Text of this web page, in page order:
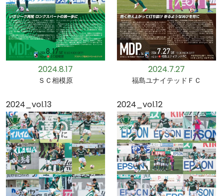
2024.8.17
ＳＣ相模原
2024.7.27
福島ユナイテッドＦＣ
2024_vol.13 2024_vol.12